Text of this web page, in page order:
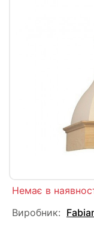
Немає в
Виробник: